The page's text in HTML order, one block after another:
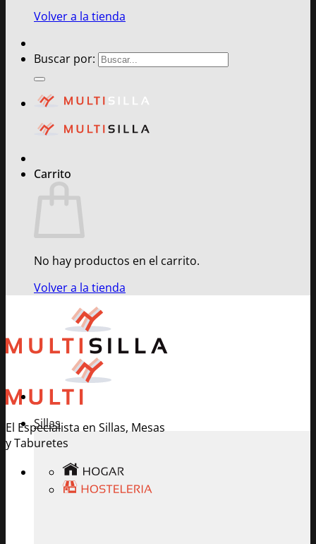
Volver a la tienda
Buscar por:
Carrito
No hay productos en el carrito.
Volver a la tienda
El Especialista en Sillas, Mesas
y Taburetes
Sillas